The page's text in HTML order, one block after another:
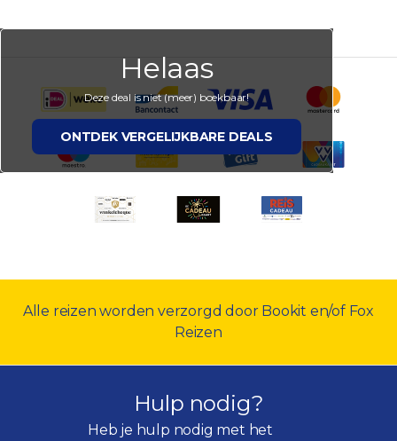
Helaas
Deze deal is niet (meer) boekbaar!
ONTDEK VERGELIJKBARE DEALS
Alle reizen worden verzorgd door Bookit en/of Fox
Reizen
Hulp nodig?
Heb je hulp nodig met het